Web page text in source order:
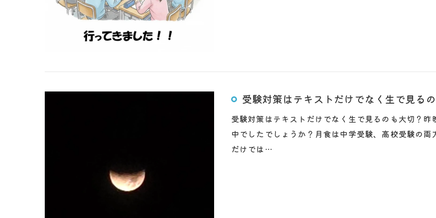
受験対策はテキストだけでなく生で見る
受験対策はテキストだけでなく生で見るのも大切？
中でしたでしょうか？月食は中学受験、高校受験の
だけでは…